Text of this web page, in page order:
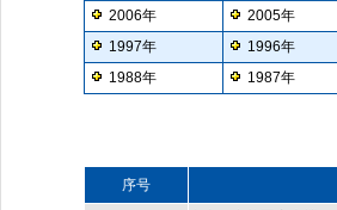
2006年
2005年
1997年
1996年
1988年
1987年
序号